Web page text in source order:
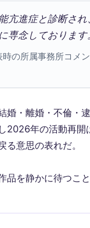
亢進症と診断され
専念しております
の所属事務所コメ
婚・離婚・不倫・
2026年の活動再開
意思の表れだ。
品を静かに待つこ